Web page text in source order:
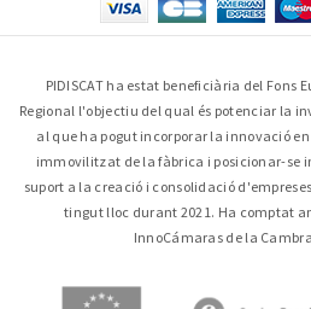
PIDISCAT ha estat beneficiària del Fons
Regional l'objectiu del qual és potenciar la
al que ha pogut incorporar la innovació
immovilitzat de la fàbrica i posicionar-se
suport a la creació i consolidació
tingut lloc durant 2021. Ha comptat
InnoCámaras de la